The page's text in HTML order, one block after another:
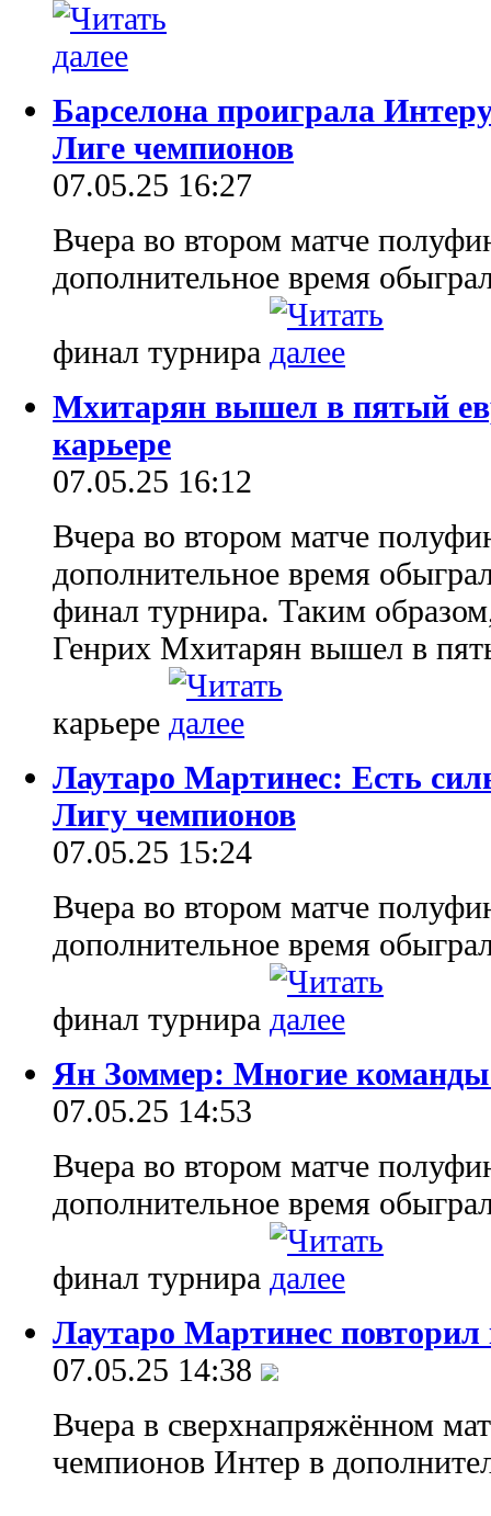
Барселона проиграла
Лиге чемпионов
07.05.25 16:27
Вчера во втором матче
дополнительное время
финал турнира
Мхитарян вышел в пятый
карьере
07.05.25 16:12
Вчера во втором матче
дополнительное время
финал турнира. Таким
Генрих Мхитарян вышел в
карьере
Лаутаро Мартинес: Есть
Лигу чемпионов
07.05.25 15:24
Вчера во втором матче
дополнительное время
финал турнира
Ян Зоммер: Многие
07.05.25 14:53
Вчера во втором матче
дополнительное время
финал турнира
Лаутаро Мартинес
07.05.25 14:38
Вчера в сверхнапряжённом
чемпионов Интер в